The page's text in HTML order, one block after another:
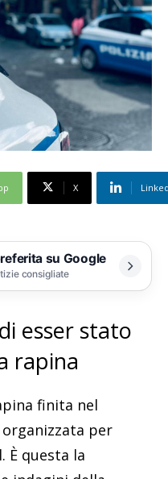
X
su Google
consigliate
esser stato
rapina
finita nel
per
È questa la